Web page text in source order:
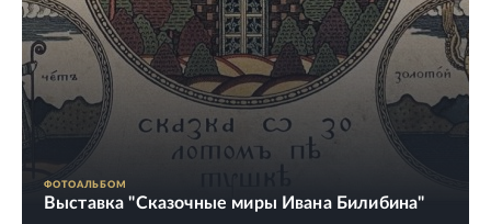
ФОТОАЛЬБОМ
Выставка "Сказочные миры Ивана Билибина"